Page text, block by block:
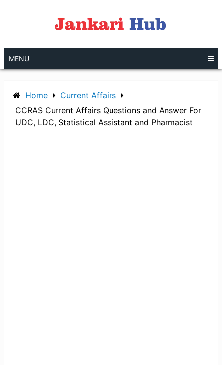
MENU
Home
Current Affairs
CCRAS Current Affairs Questions and Answer For
UDC, LDC, Statistical Assistant and Pharmacist